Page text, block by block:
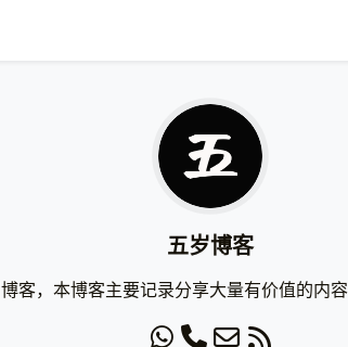
五岁博客
博客， 本博客主要记录分享大量有价值的内容